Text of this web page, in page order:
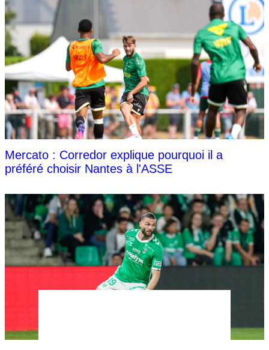
Mercato : Corredor explique pourquoi il a
préféré choisir Nantes à l'ASSE